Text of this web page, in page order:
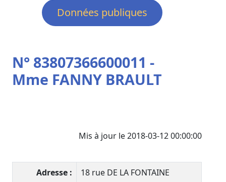
Données publiques
N° 83807366600011 -
Mme FANNY BRAULT
Mis à jour le 2018-03-12 00:00:00
Adresse :
18 rue DE LA FONTAINE